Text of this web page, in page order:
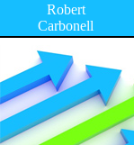
Robert
Carbonell